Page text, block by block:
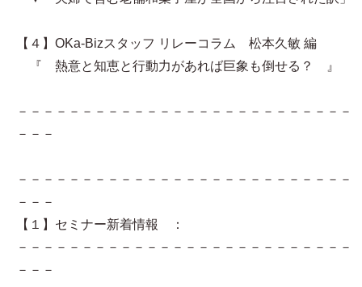
【４】OKa-Bizスタッフ リレーコラム 松本久敏 編
『 熱意と知恵と行動力があれば巨象も倒せる？ 』
－－－－－－－－－－－－－－－－－－－－－－－－－－
－－－
－－－－－－－－－－－－－－－－－－－－－－－－－－
－－－
【１】セミナー新着情報 ：
－－－－－－－－－－－－－－－－－－－－－－－－－－
－－－